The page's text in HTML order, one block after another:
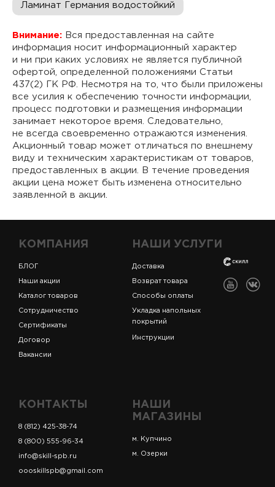
Ламинат Германия водостойкий
Внимание: Вся предоставленная на сайте
информация носит информационный характер
и ни при каких условиях не является публичной
офертой, определенной положениями Статьи
437(2) ГК РФ. Несмотря на то, что были приложены
все усилия к обеспечению точности информации,
процесс подготовки и размещения информации
занимает некоторое время. Следовательно,
не всегда своевременно отражаются изменения.
Акционный товар может отличаться по внешнему
виду и техническим характеристикам от товаров,
предоставленных в акции. В течение проведения
акции цена может быть изменена относительно
заявленной в акции.
КОМПАНИЯ
БЛОГ
Наши акции
Каталог товаров
Сотрудничество
Сертификаты
Договор
Вакансии
НАШИ УСЛУГИ
Доставка
Возврат товара
Способы оплаты
Укладка напольных
покрытий
Инструкции
КОНТАКТЫ
8 (812) 425-38-74
8 (800) 555-96-34
info@skill-spb.ru
oooskillspb@gmail.com
НАШИ
МАГАЗИНЫ
м. Купчино
м. Озерки